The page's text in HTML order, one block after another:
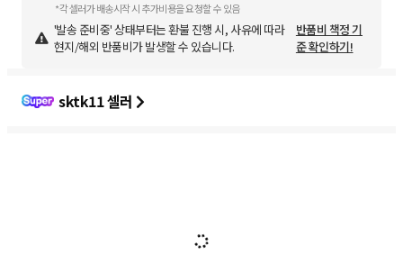
*각 셀러가 배송시작 시 추가비용을 요청할 수 있음
'발송 준비중' 상태부터는 환불 진행 시, 사유에 따라
현지/해외 반품비가 발생할 수 있습니다.
반품비 책정 기
준 확인하기!
sktk11 셀러